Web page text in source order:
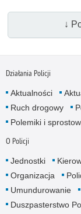
↓
Działania Policji
Aktualności
Ruch drogowy
Polemiki i
O Policji
Jednostki
Organizacja
Umundurowanie
Duszpasterstwo